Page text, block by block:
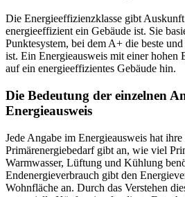
Die Energieeffizienzklasse gibt
energieeffizient ein Gebäude ist. Sie
Punktesystem, bei dem A+ die beste
ist. Ein Energieausweis mit einer hohen
auf ein energieeffizientes Gebäude hin.
Die Bedeutung der einzelnen
Energieausweis
Jede Angabe im Energieausweis hat
Primärenergiebedarf gibt an, wie viel
Warmwasser, Lüftung und Kühlung
Endenergieverbrauch gibt den
Wohnfläche an. Durch das Verstehen